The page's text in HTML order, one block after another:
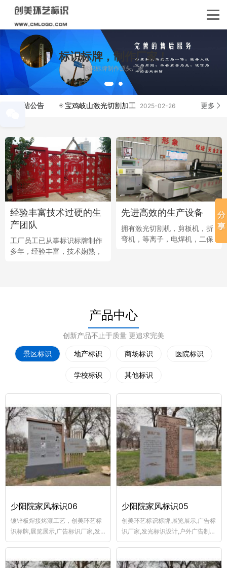
标识标牌，制作厂家！
标识标牌制作源头厂家
网站公告 宝鸡岐山激光切割加工 2025-02-26 关
更多
经验丰富技术过硬的生
产团队
工厂员工已从事标识标牌制作
多年，经验丰富，技术娴熟，
先进高效的生产设备
拥有激光切割机，剪板机，折
弯机，等离子，电焊机，二保
产品中心
创新产品不止于质量 更追求完美
景区标识 地产标识 商场标识 医院标识
学校标识 其他标识
少阳院家风标识06
镀锌板焊接烤漆工艺，创美环艺标
识标牌,展览展示,广告标识厂家,发
光标识设计,户外广告制作,围墙广告
业美陈,交通标志牌加工,景观斜坡立
少阳院家风标识05
创美环艺标识标牌,展览展示,广告标
识厂家,发光标识设计,户外广告制
作,围墙广告制作,宣传栏制作厂,乡
工,景观斜坡立体字